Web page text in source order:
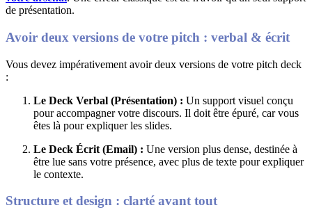
de présentation.
Avoir deux versions de votre pitch : verbal & écrit
Vous devez impérativement avoir deux versions de votre pitch deck
:
Le Deck Verbal (Présentation) : Un support visuel conçu
pour accompagner votre discours. Il doit être épuré, car vous
êtes là pour expliquer les slides.
Le Deck Écrit (Email) : Une version plus dense, destinée à
être lue sans votre présence, avec plus de texte pour expliquer
le contexte.
Structure et design : clarté avant tout